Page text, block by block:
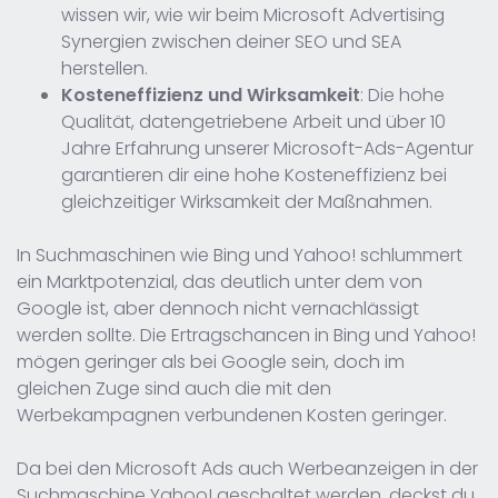
wissen wir, wie wir beim Microsoft Advertising
Synergien zwischen deiner SEO und SEA
herstellen.
Kosteneffizienz und Wirksamkeit: Die hohe
Qualität, datengetriebene Arbeit und über 10
Jahre Erfahrung unserer Microsoft-Ads-Agentur
garantieren dir eine hohe Kosteneffizienz bei
gleichzeitiger Wirksamkeit der Maßnahmen.
In Suchmaschinen wie Bing und Yahoo! schlummert
ein Marktpotenzial, das deutlich unter dem von
Google ist, aber dennoch nicht vernachlässigt
werden sollte. Die Ertragschancen in Bing und Yahoo!
mögen geringer als bei Google sein, doch im
gleichen Zuge sind auch die mit den
Werbekampagnen verbundenen Kosten geringer.
Da bei den Microsoft Ads auch Werbeanzeigen in der